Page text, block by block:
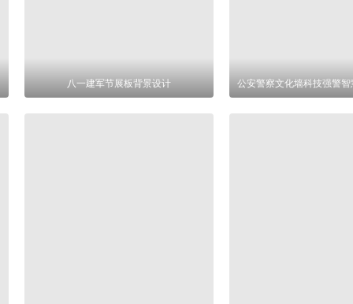
八一建军节展板背景设计